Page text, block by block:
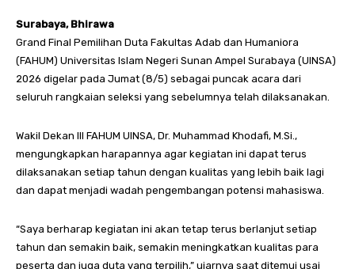
Surabaya, Bhirawa
Grand Final Pemilihan Duta Fakultas Adab dan Humaniora
(FAHUM) Universitas Islam Negeri Sunan Ampel Surabaya (UINSA)
2026 digelar pada Jumat (8/5) sebagai puncak acara dari
seluruh rangkaian seleksi yang sebelumnya telah dilaksanakan.
Wakil Dekan III FAHUM UINSA, Dr. Muhammad Khodafi, M.Si.,
mengungkapkan harapannya agar kegiatan ini dapat terus
dilaksanakan setiap tahun dengan kualitas yang lebih baik lagi
dan dapat menjadi wadah pengembangan potensi mahasiswa.
“Saya berharap kegiatan ini akan tetap terus berlanjut setiap
tahun dan semakin baik, semakin meningkatkan kualitas para
peserta dan juga duta yang terpilih,” ujarnya saat ditemui usai